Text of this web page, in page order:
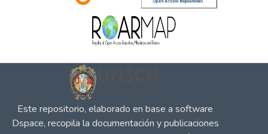
Este repositorio, elaborado en base a software
Dspace, recopila la documentación y publicaciones